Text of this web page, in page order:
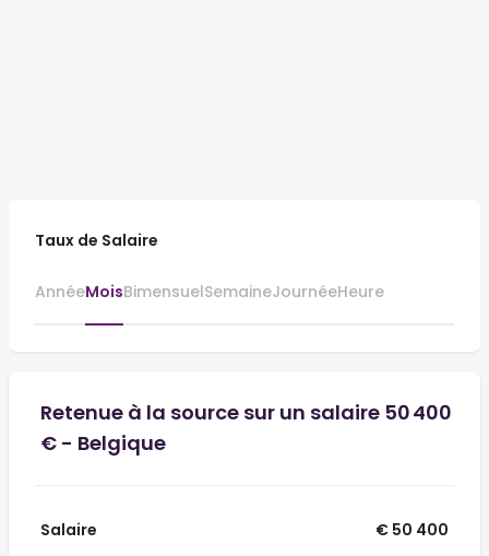
Taux de Salaire
AnnéeMoisBimensuelSemaineJournéeHeure
Retenue à la source sur un salaire 50 400
€ - Belgique
Salaire
€ 50 400